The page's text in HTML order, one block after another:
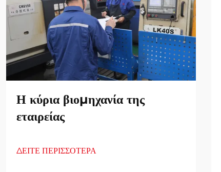
Η κύρια βιομηχανία της
εταιρείας
ΔΕΙΤΕ ΠΕΡΙΣΣΟΤΕΡΑ